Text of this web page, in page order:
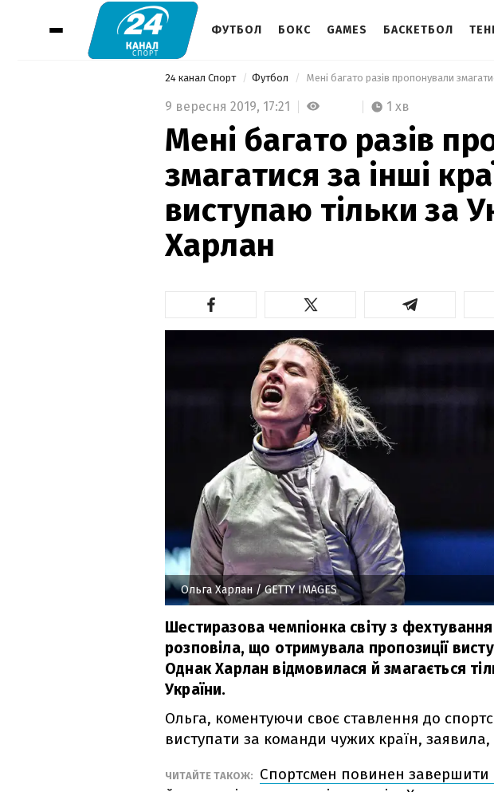
ФУТБОЛ БОКС GAMES БАСКЕТБОЛ
24 канал Спорт Футбол
9 вересня 2019, 17:21 1 хв
Мені багато разів
змагатися за інші
виступаю тільки за
Харлан
Ольга Харлан / GETTY IMAGES
Шестиразова чемпіонка світу з
розповіла, що отримувала пропозиції
Однак Харлан відмовилася й змагається
України.
Ольга, коментуючи своє ставлення до
виступати за команди чужих країн, заявила,
ЧИТАЙТЕ ТАКОЖ:
Спортсмен повинен завершити